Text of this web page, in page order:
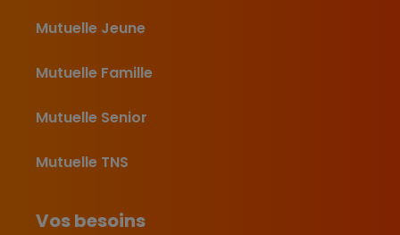
Mutuelle Jeune
Mutuelle Famille
Mutuelle Senior
Mutuelle TNS
Vos besoins